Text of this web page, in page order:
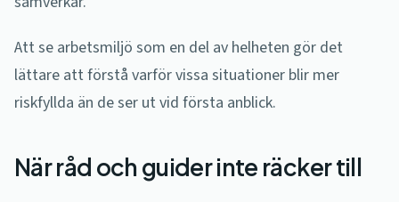
Att se arbetsmiljö som en del av helheten gör det
lättare att förstå varför vissa situationer blir mer
riskfyllda än de ser ut vid första anblick.
När råd och guider inte räcker till